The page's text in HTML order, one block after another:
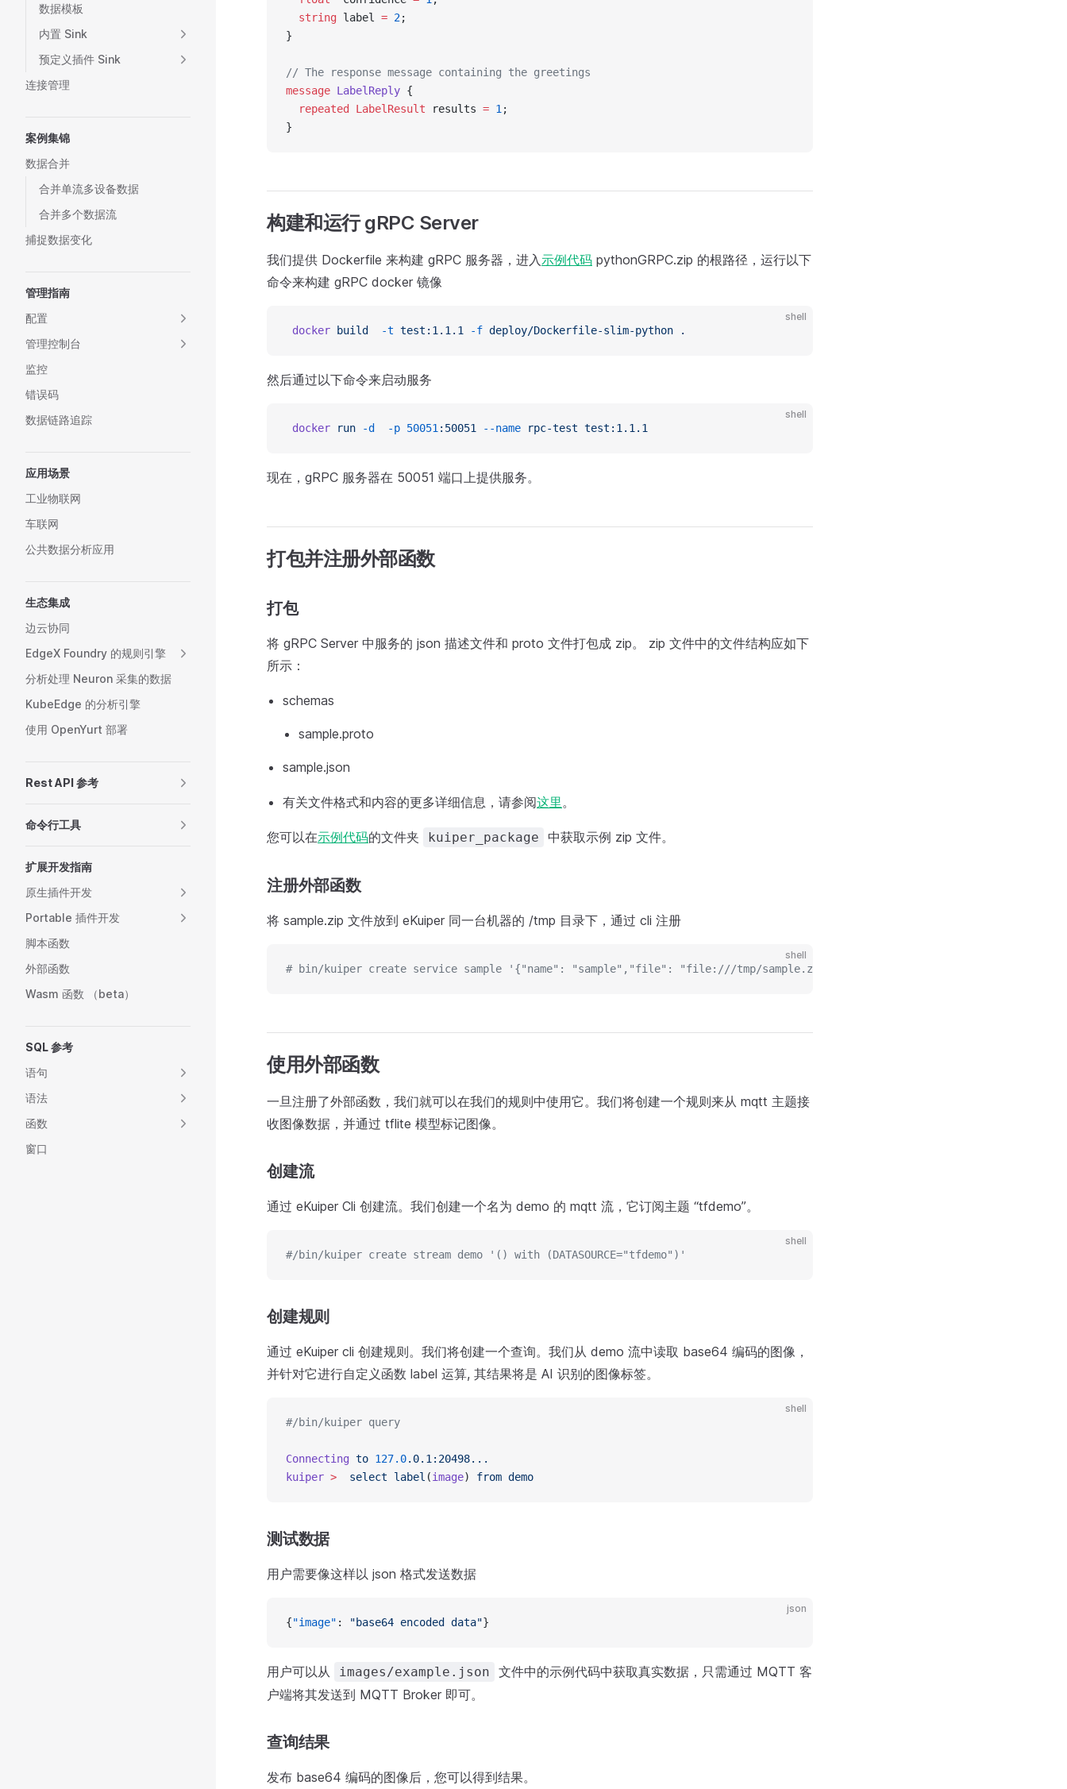
数据模板
内置 Sink
预定义插件 Sink
连接管理
案例集锦
数据合并
合并单流多设备数据
合并多个数据流
捕捉数据变化
管理指南
配置
管理控制台
监控
错误码
数据链路追踪
应用场景
工业物联网
车联网
公共数据分析应用
生态集成
边云协同
EdgeX Foundry 的规则引擎
分析处理 Neuron 采集的数据
KubeEdge 的分析引擎
使用 OpenYurt 部署
Rest API 参考
命令行工具
扩展开发指南
原生插件开发
Portable 插件开发
脚本函数
外部函数
Wasm 函数 （beta）
SQL 参考
语句
语法
函数
窗口
  string
label = 2;
}
// The response message containing the greetings
message LabelReply {
  repeated
LabelResult results = 1 ;
}
构建和运行 gRPC Server
我们提供 Dockerfile 来构建 gRPC 服务器，进入示例代码 pythonGRPC.zip 的根路径，运行以下
命令来构建 gRPC docker 镜像
shell
docker build
  -t
test:1.1.1 -f deploy/Dockerfile-slim-python .
然后通过以下命令来启动服务
shell
docker run -d
  -p
50051 :50051 --name rpc-test test:1.1.1
现在，gRPC 服务器在 50051 端口上提供服务。
打包并注册外部函数
打包
将 gRPC Server 中服务的 json 描述文件和 proto 文件打包成 zip。 zip 文件中的文件结构应如下
所示：
schemas
sample.proto
sample.json
有关文件格式和内容的更多详细信息，请参阅这里。
您可以在示例代码的文件夹 kuiper_package 中获取示例 zip 文件。
注册外部函数
将 sample.zip 文件放到 eKuiper 同一台机器的 /tmp 目录下，通过 cli 注册
shell
# bin/kuiper create service sample '{"name": "sample","file": "file:///tmp/sample.zip"}'
使用外部函数
一旦注册了外部函数，我们就可以在我们的规则中使用它。我们将创建一个规则来从 mqtt 主题接
收图像数据，并通过 tflite 模型标记图像。
创建流
通过 eKuiper Cli 创建流。我们创建一个名为 demo 的 mqtt 流，它订阅主题 “tfdemo”。
shell
#/bin/kuiper create stream demo '() with (DATASOURCE="tfdemo")'
创建规则
通过 eKuiper cli 创建规则。我们将创建一个查询。我们从 demo 流中读取 base64 编码的图像，
并针对它进行自定义函数 label 运算, 其结果将是 AI 识别的图像标签。
shell
#/bin/kuiper query
Connecting to 127.0.0.1:20498...
kuiper >
  select
label (image) from demo
测试数据
用户需要像这样以 json 格式发送数据
json
{"image" : "base64 encoded data"}
用户可以从 images/example.json
文件中的示例代码中获取真实数据，只需通过 MQTT 客
户端将其发送到 MQTT Broker 即可。
查询结果
发布 base64 编码的图像后，您可以得到结果。